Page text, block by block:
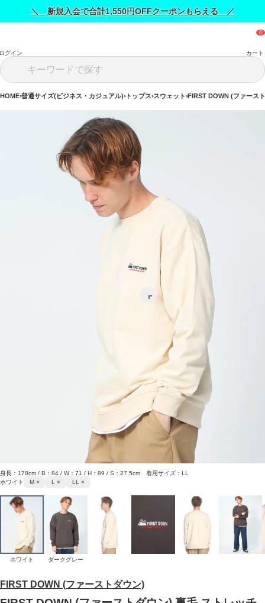
＼ 新規入会で合計1,550円OFFクーポンもらえる ／
グイン カート
HOME 普通サイズ(ビジネス・カジュアル) トップス スウェット FIRST DOWN (ファース
FIRST DOWN (ファーストダウン)
身長：178cm / B：84 / W：71 / H：89 / S：27.5cm 着用サイズ：LL
ホワイト
M × L × LL ×
ホワイト ダークグレー